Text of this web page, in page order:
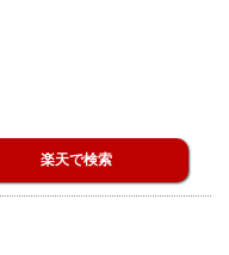
楽天で検索